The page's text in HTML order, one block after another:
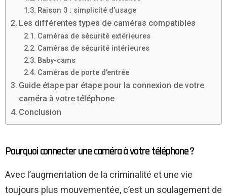
Raison 3 : simplicité d’usage
Les différentes types de caméras compatibles
Caméras de sécurité extérieures
Caméras de sécurité intérieures
Baby-cams
Caméras de porte d’entrée
Guide étape par étape pour la connexion de votre
caméra à votre téléphone
Conclusion
Pourquoi connecter une caméra à votre téléphone ?
Avec l’augmentation de la criminalité et une vie
toujours plus mouvementée, c’est un soulagement de